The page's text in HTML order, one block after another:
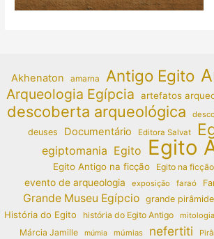
Akhenaton amarna Antigo Egito
Arqueologia Egípcia artefatos
descoberta arqueológica
deuses Documentário Editora Salvat
egiptomania Egito Egito
Egito Antigo na ficção Egito na ficção
evento de arqueologia exposição faraó
Grande Museu Egípcio grande pirâmide
História do Egito
história do Egito Antigo mitologia
Márcia Jamille múmia múmias nefertiti